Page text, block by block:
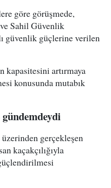
göre görüşmede,
Sahil Güvenlik
güvenlik güçlerine verilen
kapasitesini artırmaya
konusunda mutabık
gerçekleşen
kaçakçılığıyla